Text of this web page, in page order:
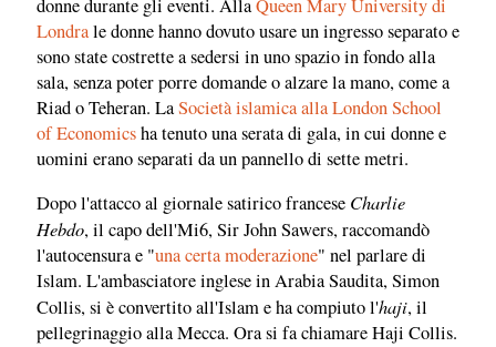
donne durante gli eventi. AllaQueen Mary University di
Londrale donne hanno dovuto usare un ingresso separato e
sono state costrette a sedersi in uno spazio in fondo alla
sala, senza poter porre domande o alzare la mano, come a
Riad o Teheran. LaSocietà islamica alla London School
of Economicsha tenuto una serata di gala, in cui donne e
uomini erano separati da un pannello di sette metri.
Dopo l'attacco al giornale satirico francese Charlie
Hebdo, il capo dell'Mi6, Sir John Sawers, raccomandò
l'autocensura e "una certa moderazione" nel parlare di
Islam. L'ambasciatore inglese in Arabia Saudita, Simon
Collis, si è convertito all'Islam e ha compiuto l'haji, il
pellegrinaggio alla Mecca. Ora si fa chiamare Haji Collis.